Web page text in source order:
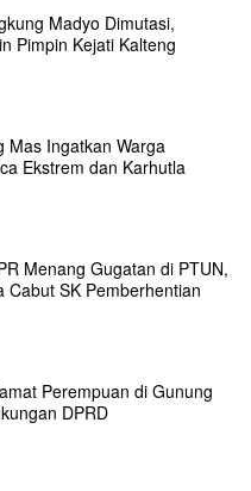
Madyo Dimutasi,
Pimpin Kejati Kalteng
Mas Ingatkan Warga
Ekstrem dan Karhutla
Menang Gugatan di PTUN,
Cabut SK Pemberhentian
Perempuan di Gunung
DPRD